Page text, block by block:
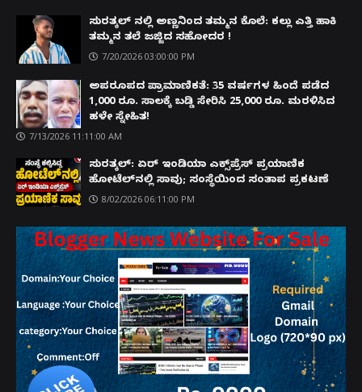
ಸುರತ್ಕಲ್ ನಲ್ಲಿ ಅಣ್ಣನಿಂದ ತಮ್ಮನ ಕೊಲೆ: ಕಲ್ಲು ಎತ್ತಿ ಹಾಕಿ
ತಮ್ಮನ ತಲೆ ಜಜ್ಜಿದ ಸಹೋದರ !
7/20/2026 03:00:00 PM
ಅಪರೂಪದ ಪ್ರಾಮಾಣಿಕತೆ: 35 ವರ್ಷಗಳ ಹಿಂದೆ ಪಡೆದ
1,000 ರೂ. ಸಾಲಕ್ಕೆ ಬಡ್ಡಿ ಸೇರಿಸಿ 25,000 ರೂ. ಮರಳಿಸಿದ
ಹಳೇ ಸ್ನೇಹಿತ!
7/13/2026 11:11:00 AM
ಸುರತ್ಕಲ್: ಏರ್ ಇಂಡಿಯಾ ಎಕ್ಸ್‌ಪ್ರೆಸ್ ಪ್ರಯಾಣಿಕ
ಹೋಟೆಲ್‌ನಲ್ಲಿ ಸಾವು; ಸಂಸ್ಥೆಯಿಂದ ಸಂತಾಪ ಪ್ರಕಟಣೆ
8/02/2026 06:11:00 PM